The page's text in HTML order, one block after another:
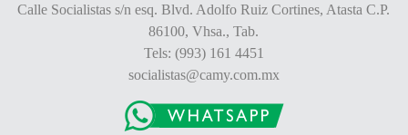
Calle Socialistas s/n esq. Blvd. Adolfo Ruiz Cortines, Atasta C.P.
86100, Vhsa., Tab.
Tels: (993) 161 4451
socialistas@camy.com.mx